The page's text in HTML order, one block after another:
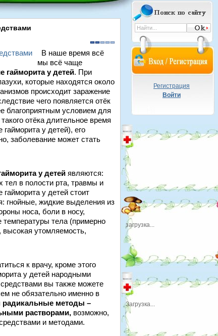
В наше время всё
мы всё чаще
гайморита у детей. При
которые находятся около
происходит заражение
чего появляется отёк
благоприятным условием для
отёка длительное время
гайморита у детей), его
заболевание может стать
у детей являются:
тел в полости рта, травмы и
гайморита у детей стоит
гнойные, жидкие выделения из
носа, боли в носу,
температуры тела (примерно
высокая утомляемость,
к врачу, кроме этого
у детей народными
вы также можете
не обязательно именно в
радикальные методы –
растворами, возможно,
и методами.
Регистрация
Войти
загрузка...
Загрузка...